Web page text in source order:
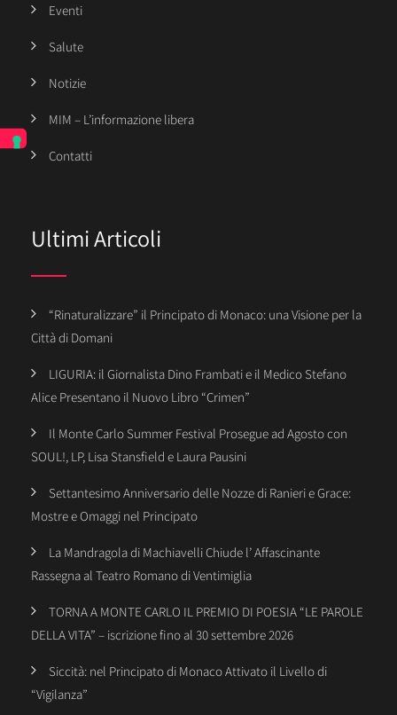
Eventi
Salute
Notizie
MIM – L’informazione libera
Contatti
Ultimi Articoli
“Rinaturalizzare” il Principato di Monaco: una Visione per la
Città di Domani
LIGURIA: il Giornalista Dino Frambati e il Medico Stefano
Alice Presentano il Nuovo Libro “Crimen”
Il Monte Carlo Summer Festival Prosegue ad Agosto con
SOUL!, LP, Lisa Stansfield e Laura Pausini
Settantesimo Anniversario delle Nozze di Ranieri e Grace:
Mostre e Omaggi nel Principato
La Mandragola di Machiavelli Chiude l’ Affascinante
Rassegna al Teatro Romano di Ventimiglia
TORNA A MONTE CARLO IL PREMIO DI POESIA “LE PAROLE
DELLA VITA” – iscrizione fino al 30 settembre 2026
Siccità: nel Principato di Monaco Attivato il Livello di
“Vigilanza”